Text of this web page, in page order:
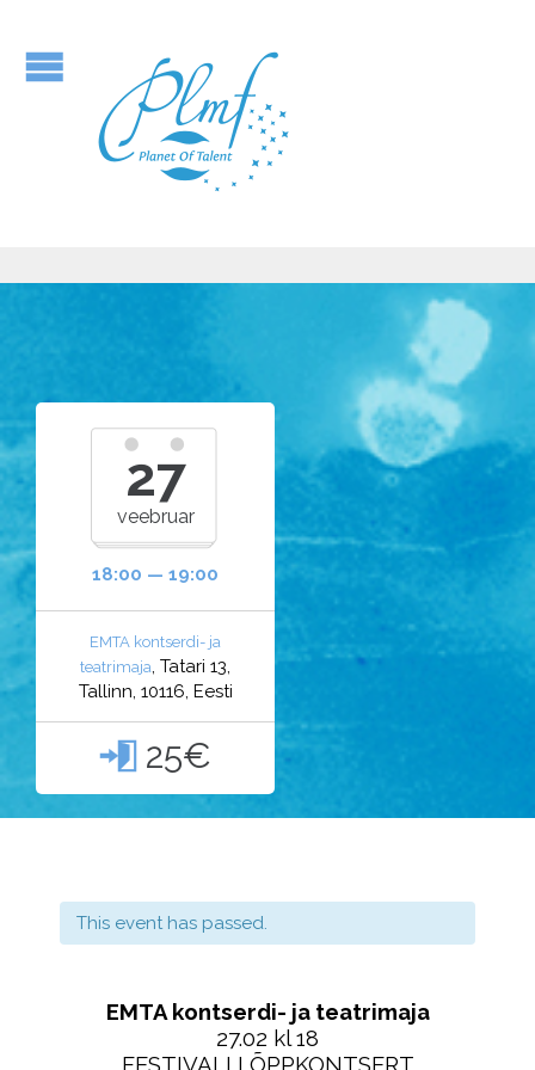
27
veebruar
18:00 — 19:00
EMTA kontserdi- ja
teatrimaja, Tatari 13,
Tallinn, 10116, Eesti
 25€
This event has passed.
EMTA kontserdi- ja teatrimaja
27.02 kl 18
FESTIVALI LÕPPKONTSERT